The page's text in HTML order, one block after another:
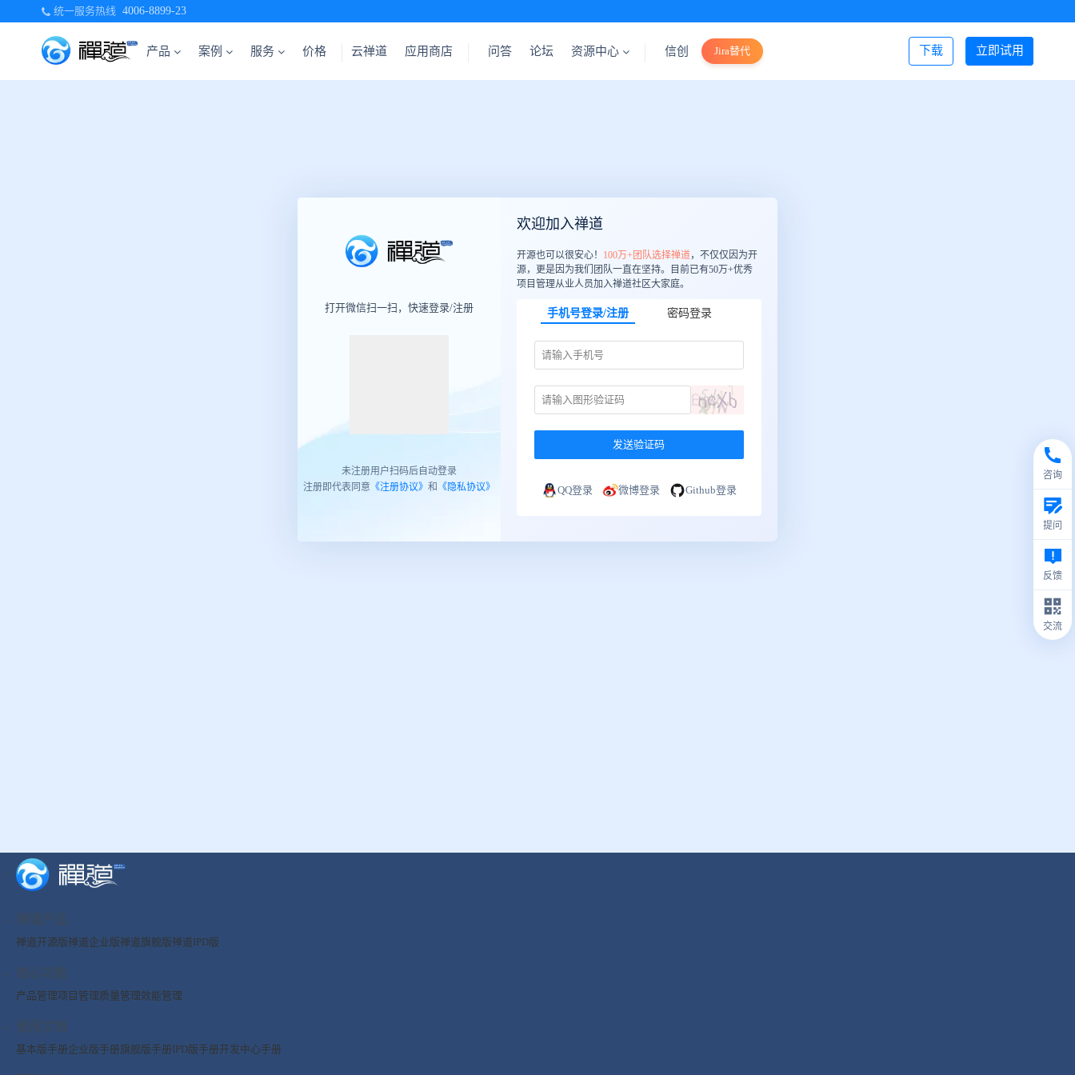
统一服务热线 4006-8899-23
产品 案例 服务 价格 立即试用
下载
云禅道 应用商店 问答 论坛 资源中心 信创 Jira替代 登录/注册
禅道产品
禅道开源版禅道企业版禅道旗舰版禅道IPD版
核心功能
产品管理项目管理质量管理效能管理
使用文档
基本版手册企业版手册旗舰版手册IPD版手册开发中心手册
咨询
提问
反馈
交流
打开微信扫一扫，快速登录/注册
未注册用户扫码后自动登录
注册即代表同意 《注册协议》 和 《隐私协议》
欢迎加入禅道
开源也可以很安心！ 100万+团队选择禅道，不仅仅因为开
源，更是因为我们团队一直在坚持。目前已有50万+优秀
项目管理从业人员加入禅道社区大家庭。
手机号登录/注册 密码登录
发送验证码
QQ登录 微博登录 Github登录